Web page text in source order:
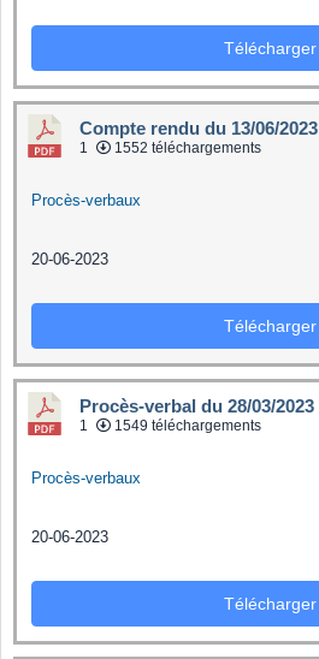
Télécharger
Compte rendu du 13/06/2023
1 1552 téléchargements
Procès-verbaux
20-06-2023
Télécharger
Procès-verbal du 28/03/2023
1 1549 téléchargements
Procès-verbaux
20-06-2023
Télécharger